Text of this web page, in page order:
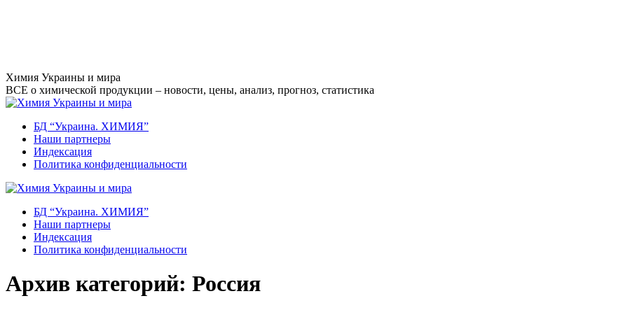
Перейти
к
содержанию
Химия Украины и мира
ВСЕ о химической продукции – новости, цены, анализ, прогноз, статистика
БД “Украина. ХИМИЯ”
Наши партнеры
Индексация
Политика конфиденциальности
БД “Украина. ХИМИЯ”
Наши партнеры
Индексация
Политика конфиденциальности
Архив категорий: Россия